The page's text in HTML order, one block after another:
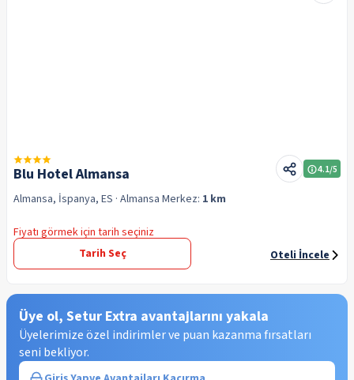
Blu Hotel Almansa 4.1/5
Almansa, İspanya, ES · Almansa Merkez: 1 km
Fiyatı görmek için tarih seçiniz
Tarih Seç
Oteli İncele
Üye ol, Setur Extra avantajlarını yakala
Üyelerimize özel indirimler ve puan kazanma fırsatları
seni bekliyor.